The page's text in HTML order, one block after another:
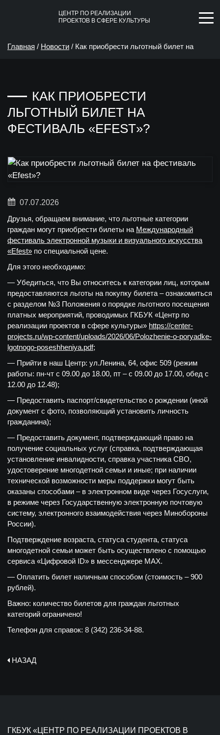
ЦЕНТР ПО РЕАЛИЗАЦИИ
ПРОЕКТОВ В СФЕРЕ КУЛЬТУРЫ
Главная / Новости / Как приобрести льготный билет на
КАК ПРИОБРЕСТИ
ЛЬГОТНЫЙ БИЛЕТ НА
ФЕСТИВАЛЬ «EFEST»?
07.07.2026
Друзья, обращаем внимание, что льготные категории
граждан могут приобрести билеты на Международный
фестиваль электронной музыки и визуального искусства
«Efest» по специальной цене.
Для этого необходимо:
— Убедиться, что Вы относитесь к категории лиц, которым
предоставляются льготы на покупку билета – ознакомиться
с разделом №3 Положения о порядке льготного посещения
платных мероприятий, проводимых ГКБУК «Центр по
реализации проектов в сфере культуры» https://center-
projects.ru/wp-content/uploads/2026/06/Polozhenie-o-poryadke-
lgotnogo-poseshheniya.pdf;
— Прийти в наш Центр: ул.Ленина, 64, офис 509 (режим
работы: пн-чт с 09.00 до 18.00, пт – с 09.00 до 17.00, обед с
12.00 до 12.48);
— Предоставить паспорт/свидетельство о рождении (иной
документ с фото, позволяющий установить личность
гражданина);
— Предоставить документ, подтверждающий право на
получение социальных услуг (справка, подтверждающая
установление инвалидности, справка участника СВО,
удостоверение многодетной семьи и иные; при наличии
технической возможности меры поддержки могут быть
оказаны способами – в электронном виде через Госуслуги,
в режиме через Государственную электронную почтовую
систему, электронного взаимодействия через Минобороны
России).
Подтверждение возраста, статуса студента, статуса
многодетной семьи может быть осуществлено с помощью
сервиса «Цифровой ID» в мессенджере МАХ.
— Оплатить билет наличным способом (стоимость – 900
рублей).
Важно: количество билетов для граждан льготных
категорий ограничено!
Телефон для справок: 8 (342) 236-34-88.
НАЗАД
ГКБУК «ЦЕНТР ПО РЕАЛИЗАЦИИ ПРОЕКТОВ В